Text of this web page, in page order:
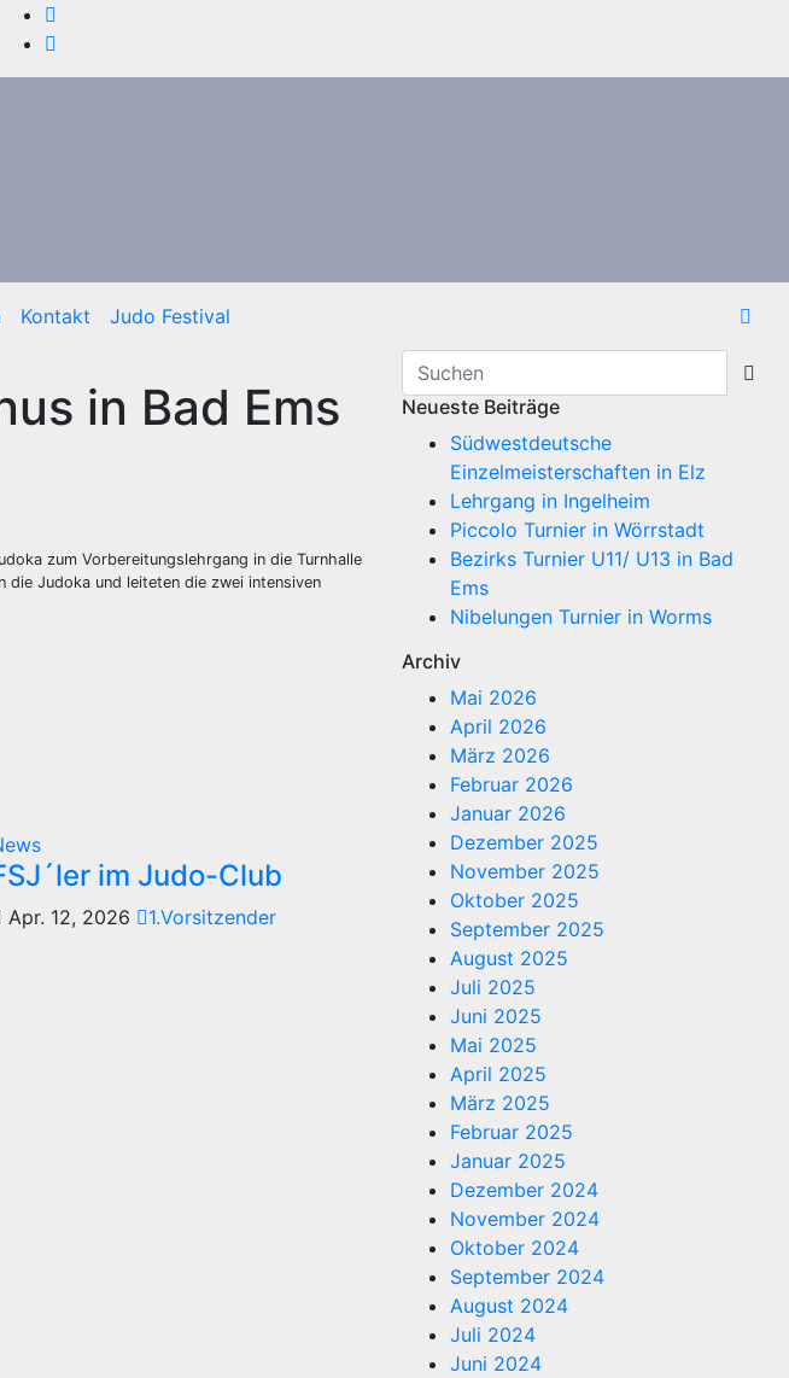
Kontakt
Judo Festival
in Bad Ems
zum Vorbereitungslehrgang in die Turnhalle
die Judoka und leiteten die zwei intensiven
im Judo-Club
Apr. 12, 2026 1.Vorsitzender
Neueste Beiträge
Südwestdeutsche
Einzelmeisterschaften in Elz
Lehrgang in Ingelheim
Piccolo Turnier in Wörrstadt
Bezirks Turnier U11/ U13 in Bad
Ems
Nibelungen Turnier in Worms
Archiv
Mai 2026
April 2026
März 2026
Februar 2026
Januar 2026
Dezember 2025
November 2025
Oktober 2025
September 2025
August 2025
Juli 2025
Juni 2025
Mai 2025
April 2025
März 2025
Februar 2025
Januar 2025
Dezember 2024
November 2024
Oktober 2024
September 2024
August 2024
Juli 2024
Juni 2024